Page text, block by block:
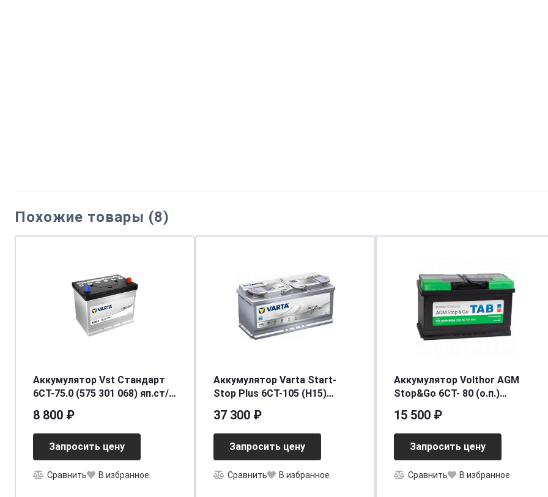
Похожие товары (8)
Аккумулятор Vst Стандарт
6CT-75.0 (575 301 068) яп.ст/
8 800 ₽
Запросить цену
Сравнить В избранное
Аккумулятор Varta Start-
Stop Plus 6CT-105 (Н15)
37 300 ₽
Запросить цену
Сравнить В избранное
Аккумулятор Volthor AGM
Stop&Go 6CT- 80 (о.п.)
15 500 ₽
Запросить цену
Сравнить В избранное